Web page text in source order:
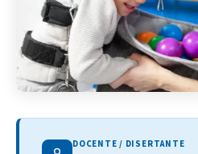
DOCENTE / DISERTANTE